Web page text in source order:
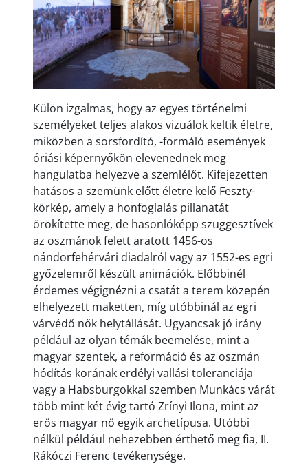
Külön izgalmas, hogy az egyes történelmi
személyeket teljes alakos vizuálok keltik életre,
miközben a sorsfordító, -formáló események
óriási képernyőkön elevenednek meg
hangulatba helyezve a szemlélőt. Kifejezetten
hatásos a szemünk előtt életre kelő Feszty-
körkép, amely a honfoglalás pillanatát
örökítette meg, de hasonlóképp szuggesztívek
az oszmánok felett aratott 1456-os
nándorfehérvári diadalról vagy az 1552-es egri
győzelemről készült animációk. Előbbinél
érdemes végignézni a csatát a terem közepén
elhelyezett maketten, míg utóbbinál az egri
várvédő nők helytállását. Ugyancsak jó irány
például az olyan témák beemelése, mint a
magyar szentek, a reformáció és az oszmán
hódítás korának erdélyi vallási toleranciája
vagy a Habsburgokkal szemben Munkács várát
több mint két évig tartó Zrínyi Ilona, mint az
erős magyar nő egyik archetípusa. Utóbbi
nélkül például nehezebben érthető meg fia, II.
Rákóczi Ferenc tevékenysége.